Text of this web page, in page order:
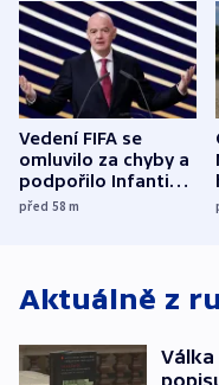
Vedení FIFA se
omluvilo za chyby a
podpořilo Infantina.
UEFA trvá na
před 58m
Aktuálně z
Válka